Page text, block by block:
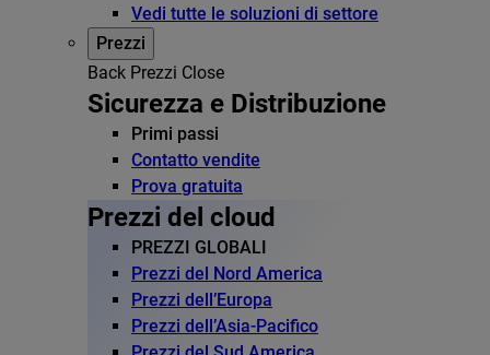
Vedi tutte le soluzioni di settore
Prezzi
Back Prezzi Close
Sicurezza e Distribuzione
Primi passi
Contatto vendite
Prova gratuita
Prezzi del cloud
PREZZI GLOBALI
Prezzi del Nord America
Prezzi dell’Europa
Prezzi dell’Asia-Pacifico